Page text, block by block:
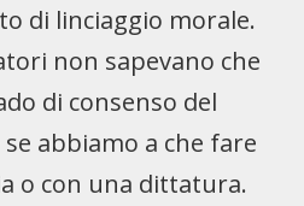
di linciaggio morale.
non sapevano che
di consenso del
abbiamo a che fare
o con una dittatura.